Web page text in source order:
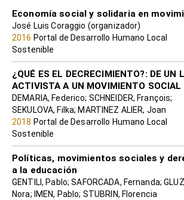
Economía social y solidaria en
José Luis Coraggio (organizador)
2016 Portal de Desarrollo Humano Local
Sostenible
¿QUÉ ES EL DECRECIMIENTO?: DE UN
ACTIVISTA A UN MOVIMIENTO SOCIAL
DEMARIA, Federico; SCHNEIDER, François;
SEKULOVA, Filka; MARTINEZ ALIER, Joan
2018 Portal de Desarrollo Humano Local
Sostenible
Políticas, movimientos sociales y
a la educación
GENTILI, Pablo; SAFORCADA, Fernanda;
Nora; IMEN, Pablo; STUBRIN, Florencia